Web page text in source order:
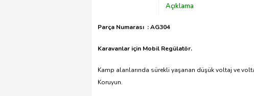
Açıklama
Parça Numarası : AG304
Karavanlar için Mobil Regülatör.
Kamp alanlarında sürekli yaşanan düşük voltaj ve
Koruyun.